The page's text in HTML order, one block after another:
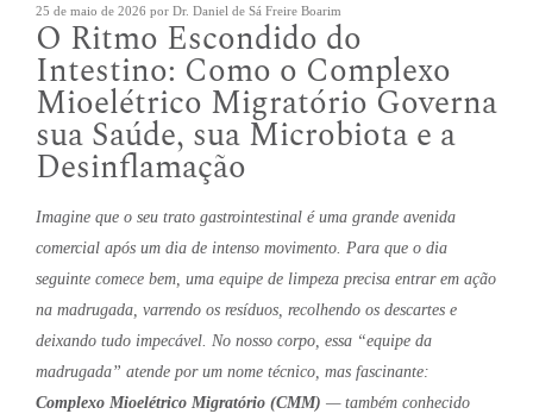
Publicado
em
25 de maio de 2026 por Dr. Daniel de Sá Freire Boarim
O Ritmo Escondido do
Intestino: Como o Complexo
Mioelétrico Migratório Governa
sua Saúde, sua Microbiota e a
Desinflamação
Imagine que o seu trato gastrointestinal é uma grande avenida
comercial após um dia de intenso movimento. Para que o dia
seguinte comece bem, uma equipe de limpeza precisa entrar em ação
na madrugada, varrendo os resíduos, recolhendo os descartes e
deixando tudo impecável. No nosso corpo, essa “equipe da
madrugada” atende por um nome técnico, mas fascinante:
Complexo Mioelétrico Migratório (CMM) — também conhecido